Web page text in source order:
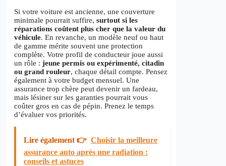
Si votre voiture est ancienne, une couverture
minimale pourrait suffire, surtout si les
réparations coûtent plus cher que la valeur du
véhicule. En revanche, un modèle neuf ou haut
de gamme mérite souvent une protection
complète. Votre profil de conducteur joue aussi
un rôle : jeune permis ou expérimenté, citadin
ou grand rouleur, chaque détail compte. Pensez
également à votre budget mensuel. Une
assurance trop chère peut devenir un fardeau,
mais lésiner sur les garanties pourrait vous
coûter gros en cas de pépin. Prenez le temps
d’évaluer vos priorités.
Lire également 👉 Choisir la meilleure
assurance auto après une radiation :
conseils et astuces